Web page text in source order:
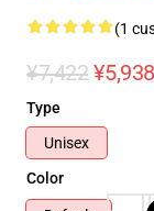
(1
¥7,422 ¥5,938
Type
Unisex
Color